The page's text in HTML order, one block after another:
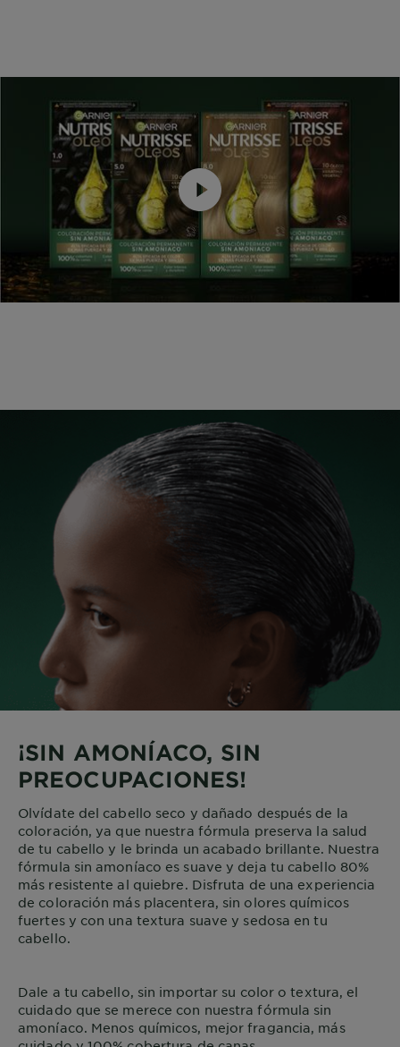
¡SIN AMONÍACO, SIN
PREOCUPACIONES!
Olvídate del cabello seco y dañado después de la
coloración, ya que nuestra fórmula preserva la salud
de tu cabello y le brinda un acabado brillante. Nuestra
fórmula sin amoníaco es suave y deja tu cabello 80%
más resistente al quiebre. Disfruta de una experiencia
de coloración más placentera, sin olores químicos
fuertes y con una textura suave y sedosa en tu
cabello.
Dale a tu cabello, sin importar su color o textura, el
cuidado que se merece con nuestra fórmula sin
amoníaco. Menos químicos, mejor fragancia, más